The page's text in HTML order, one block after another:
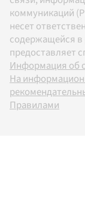
коммуникаций
несет
содержащейся в
предоставляет
Информация об
На
Правилами